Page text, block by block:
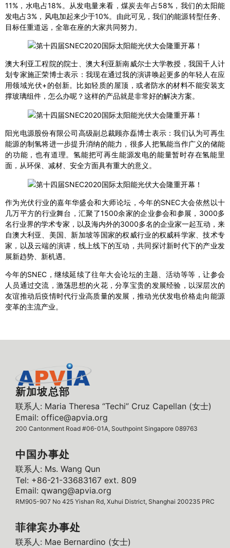
11%，水电占18%。从发电量来看，煤炭去年占58%，我们的太阳能
发电占3%，风电加起来少于10%。由此可见，我们的能源转型任务、
目标任重道远，全靠在座的大家共同努力。
澳大利亚工程院的院士、澳大利亚新南威尔士大学教授，我国千人计
划专家施正荣博士表示：我现在通过我的演讲唤起更多的年轻人在应
用领域光伏+的创新。比如轻质的屋顶，或者防水的材料不能安装支
撑玻璃组件，怎么办呢？这样的产品就是非常好的解决方案。
阳光电源股份有限公司高级副总裁顾亦磊博士表示：我们认为可再生
能源的制氢将进一步提升消纳的能力，很多人把氢能当作广义的储能
的功能，也有道理。氢能把可再生能源发电的能量暂时存在氢能里
面，从环保、减材、安全方面具有重大的意义。
作为光伏行业的嘉年华盛会和大师论坛，今年的SNEC大会依然以十
几万平方的行业舞台，汇聚了1500余家的企业参会和参展，3000多
名行业界的学术专家，以及海内外的3000多名的企业家一起互动，来
自澳大利亚、美国、新加坡等国家的权威行业的权威科学家、技术专
家，以及云端的演讲，线上线下的互动，共同探讨新时代下的产业发
展新趋势、新机遇。
今年的SNEC，继续延续了往年大会论坛的主题、活动等等，让参会
人员通过交流，激荡思想的火花，分享宝贵的发展经验，以深层次的
友谊推动后疫情时代行业高质量的发展，推动光伏发电价格走向能源
变革的主流产业。
新加坡总部
联系人: Maria Theresa “Techi” Cruz Capellan (女士)
Email: office@apvia.org
200 Cantonment Road #06-01A, Southpoint Singapore 089763
中国办事处
联系人: Ms. Wang Qun
Tel: +86-21-33683167 ext. 809
Email: qwang@apvia.org
RM905-907 No 425 Yishan Rd, Xuhui District, Shanghai 200235 PRC
菲律宾办事处
联系人: Mae Bernardino (女士)